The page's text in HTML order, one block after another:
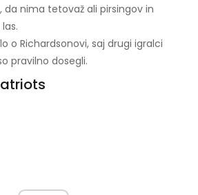
da nima tetovaž ali pirsingov in
o Richardsonovi, saj drugi igralci
pravilno dosegli.